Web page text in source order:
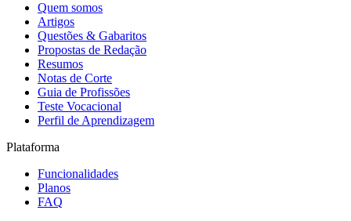
Quem somos
Artigos
Questões & Gabaritos
Propostas de Redação
Resumos
Notas de Corte
Guia de Profissões
Teste Vocacional
Perfil de Aprendizagem
Plataforma
Funcionalidades
Planos
FAQ